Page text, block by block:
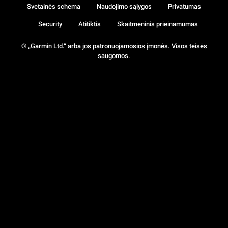
© „Garmin Ltd.“ arba jos patronuojamosios įmonės. Visos teisės
saugomos.
Svetainės schema Naudojimo sąlygos Privatumas
Security Atitiktis Skaitmeninis prieinamumas